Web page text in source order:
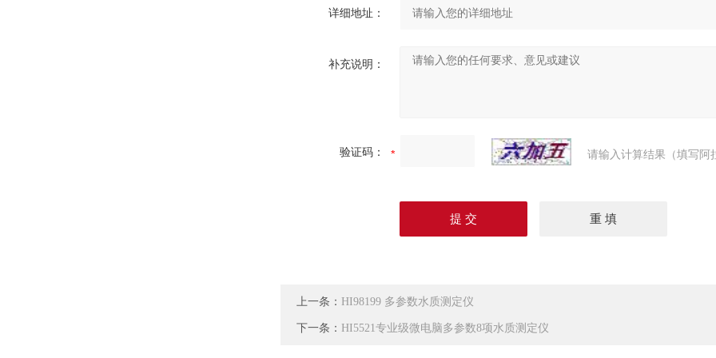
详细地址：
补充说明：
验证码： 请输入计算结果（填写阿
上一条： HI98199 多参数水质测定仪
下一条： HI5521专业级微电脑多参数8项水质测定仪